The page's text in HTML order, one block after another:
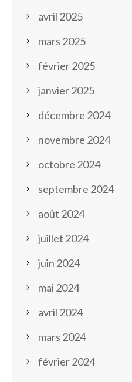
avril 2025
mars 2025
février 2025
janvier 2025
décembre 2024
novembre 2024
octobre 2024
septembre 2024
août 2024
juillet 2024
juin 2024
mai 2024
avril 2024
mars 2024
février 2024